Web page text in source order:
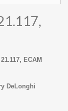
ECAM
DeLonghi